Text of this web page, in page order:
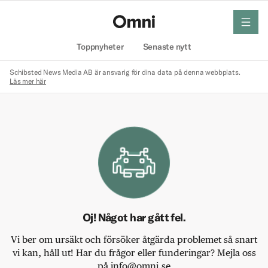
Toppnyheter Senaste nytt
meny
Schibsted News Media AB är ansvarig för dina data på denna webbplats.
Läs mer här
Oj! Något har gått fel.
Vi ber om ursäkt och försöker åtgärda problemet så snart
vi kan, håll ut! Har du frågor eller funderingar? Mejla oss